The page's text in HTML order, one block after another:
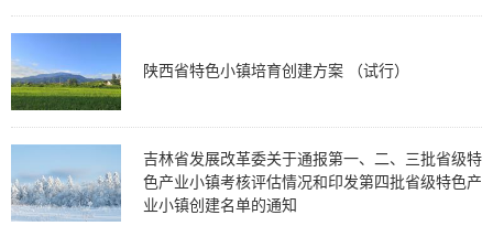
陕西省特色小镇培育创建方案 （试行）
吉林省发展改革委关于通报第一、二、三批省级特
色产业小镇考核评估情况和印发第四批省级特色产
业小镇创建名单的通知